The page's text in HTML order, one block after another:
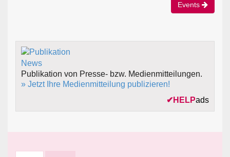
Events
Publikation von Presse- bzw. Medienmitteilungen.
» Jetzt Ihre Medienmitteilung publizieren!
✔ HELPads